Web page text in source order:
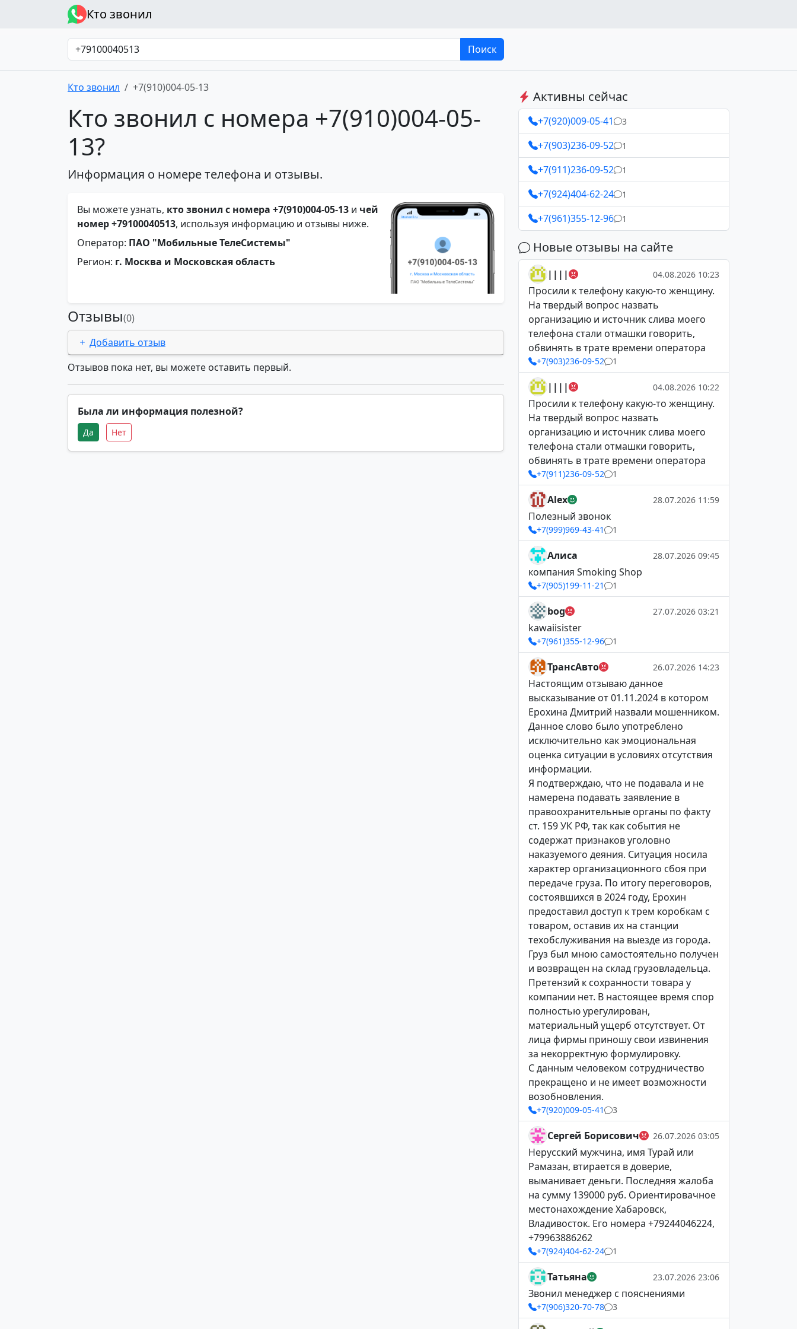
Кто звонил
Поиск
Кто звонил +7(910)004-05-13
Кто звонил с номера +7(910)004-05-
13?
Информация о номере телефона и отзывы.
Вы можете узнать, кто звонил с номера +7(910)004-05-13 и чей
номер +79100040513, используя информацию и отзывы ниже.
Оператор: ПАО "Мобильные ТелеСистемы"
Регион: г. Москва и Московская область
Отзывы(0)
Добавить отзыв
Отзывов пока нет, вы можете оставить первый.
Была ли информация полезной?
Да Нет
Активны сейчас
+7(920)009-05-41 3
+7(903)236-09-52 1
+7(911)236-09-52 1
+7(924)404-62-24 1
+7(961)355-12-96 1
Новые отзывы на сайте
|||| 04.08.2026 10:23
Просили к телефону какую-то женщину.
На твердый вопрос назвать
организацию и источник слива моего
телефона стали отмашки говорить,
обвинять в трате времени оператора
+7(903)236-09-52 1
|||| 04.08.2026 10:22
Просили к телефону какую-то женщину.
На твердый вопрос назвать
организацию и источник слива моего
телефона стали отмашки говорить,
обвинять в трате времени оператора
+7(911)236-09-52 1
Alex 28.07.2026 11:59
Полезный звонок
+7(999)969-43-41 1
Алиса 28.07.2026 09:45
компания Smoking Shop
+7(905)199-11-21 1
bog 27.07.2026 03:21
kawaiisister
+7(961)355-12-96 1
ТрансАвто 26.07.2026 14:23
Настоящим отзываю данное
высказывание от 01.11.2024 в котором
Ерохина Дмитрий назвали мошенником.
Данное слово было употреблено
исключительно как эмоциональная
оценка ситуации в условиях отсутствия
информации.
Я подтверждаю, что не подавала и не
намерена подавать заявление в
правоохранительные органы по факту
ст. 159 УК РФ, так как события не
содержат признаков уголовно
наказуемого деяния. Ситуация носила
характер организационного сбоя при
передаче груза. По итогу переговоров,
состоявшихся в 2024 году, Ерохин
предоставил доступ к трем коробкам с
товаром, оставив их на станции
техобслуживания на выезде из города.
Груз был мною самостоятельно получен
и возвращен на склад грузовладельца.
Претензий к сохранности товара у
компании нет. В настоящее время спор
полностью урегулирован,
материальный ущерб отсутствует. От
лица фирмы приношу свои извинения
за некорректную формулировку.
С данным человеком сотрудничество
прекращено и не имеет возможности
возобновления.
+7(920)009-05-41 3
Сергей Борисович 26.07.2026 03:05
Нерусский мужчина, имя Турай или
Рамазан, втирается в доверие,
выманивает деньги. Последняя жалоба
на сумму 139000 руб. Ориентировачное
местонахождение Хабаровск,
Владивосток. Его номера +79244046224,
+79963886262
+7(924)404-62-24 1
Татьяна 23.07.2026 23:06
Звонил менеджер с пояснениями
+7(906)320-70-78 3